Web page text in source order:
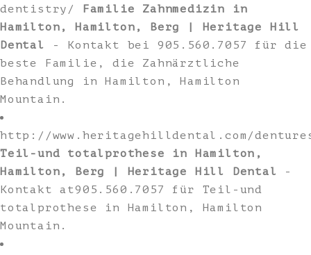
dentistry/
Familie Zahnmedizin in
Hamilton, Hamilton, Berg | Heritage Hill
Dental
- Kontakt bei 905.560.7057 für die
beste Familie, die Zahnärztliche
Behandlung in Hamilton, Hamilton
Mountain.
http://www.heritagehilldental.com/
Teil-und totalprothese in Hamilton,
Hamilton, Berg | Heritage Hill Dental -
Kontakt at905.560.7057 für Teil-und
totalprothese in Hamilton, Hamilton
Mountain.